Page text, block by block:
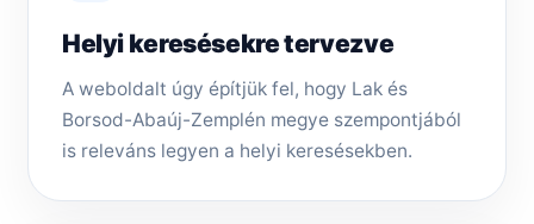
Helyi keresésekre tervezve
A weboldalt úgy építjük fel, hogy Lak és
Borsod-Abaúj-Zemplén megye szempontjából
is releváns legyen a helyi keresésekben.